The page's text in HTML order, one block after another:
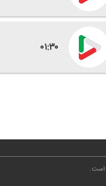
۰۱:۳۰
است.